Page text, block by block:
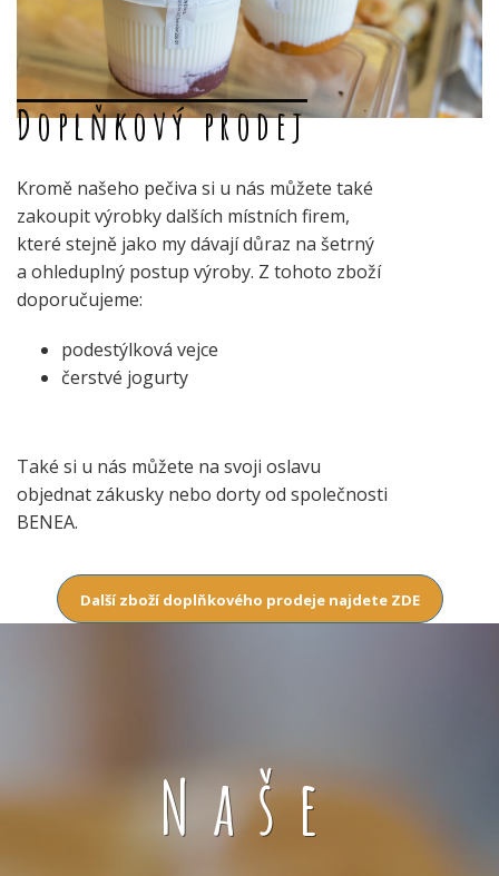
Doplňkový prodej
Kromě našeho pečiva si u nás můžete také
zakoupit výrobky dalších místních firem,
které stejně jako my dávají důraz na šetrný
a ohleduplný postup výroby. Z tohoto zboží
doporučujeme:
podestýlková vejce
čerstvé jogurty
Také si u nás můžete na svoji oslavu
objednat zákusky nebo dorty od společnosti
BENEA.
Další zboží doplňkového prodeje najdete ZDE
Naše